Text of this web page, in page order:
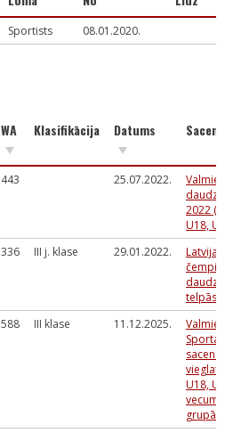
Sportists 08.01.2020.
WA Klasifikācija Datums
443 25.07.2022.
2022
U18,
336 III j. klase 29.01.2022.
Latvijas
telpās
588 III klase 11.12.2025.
Sporta
U18,
vecuma
grupām